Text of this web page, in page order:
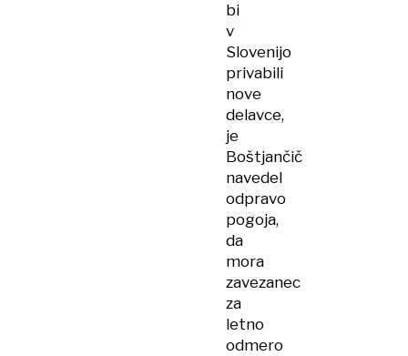
bi
v
Slovenijo
privabili
nove
delavce,
je
Boštjančič
navedel
odpravo
pogoja,
da
mora
zavezanec
za
letno
odmero